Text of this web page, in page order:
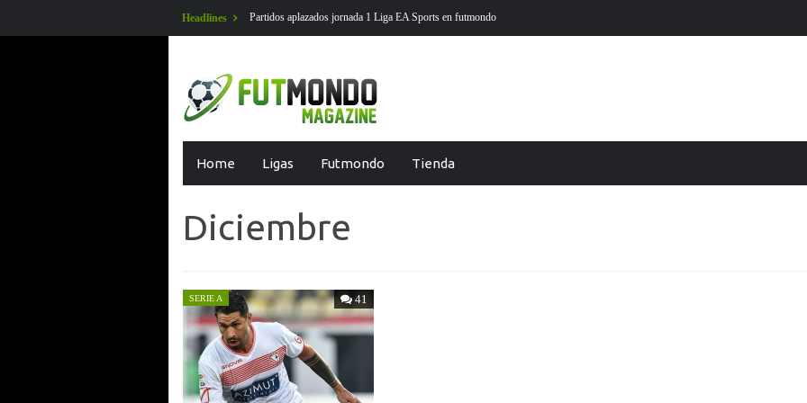
Headlines
Partidos aplazados jornada 1 Liga EA Sports en futmondo En Futmondo la temporada 26-27 ya está aquí
Home Ligas Futmondo Tienda
Diciembre
41
SERIE A